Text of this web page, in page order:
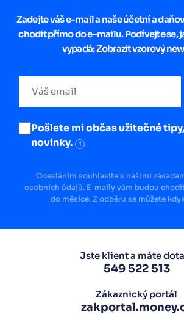
Zadejte váš e-mail a naše účetní a
chodit přímo do e-mailu. Podívejte se,
vypadá:Zobrazit vzorový
Pošlete mi občas užitečné
novinky.
i
Odesláním souhlasíte s našimi
osobních údajů. E-maily vám budou
do měsíce. Z odběru se můžete
Jste klient a máte
549 522 513
Zákaznický portál